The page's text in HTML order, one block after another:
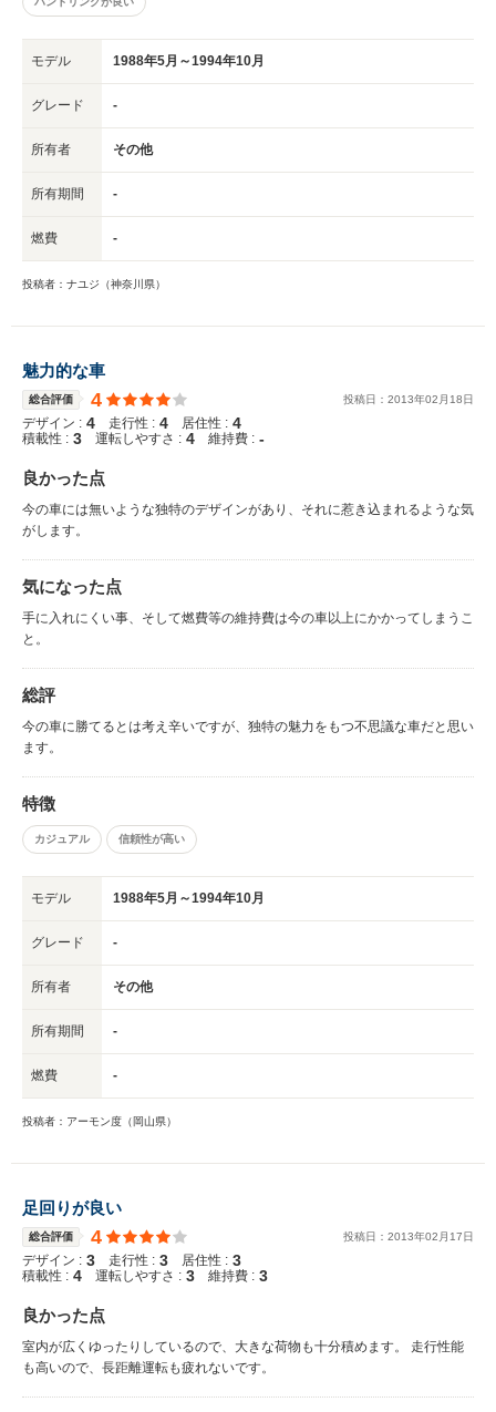
モデル 1988年5月～1994年10月
グレード -
所有者 その他
所有期間 -
燃費 -
投稿者：ナユジ（神奈川県）
魅力的な車
総合評価 4 投稿日： 2013年02 月 18日
デザイン : 4 走行性 : 4 居住性 : 4
積載性 : 3 運転しやすさ : 4 維持費 : -
良かった点
今の車には無いような独特のデザインがあり、それに惹き込まれるような気
がします。
気になった点
手に入れにくい事、そして燃費等の維持費は今の車以上にかかってしまうこ
と。
総評
今の車に勝てるとは考え辛いですが、独特の魅力をもつ不思議な車だと思い
ます。
特徴
カジュアル 信頼性が高い
モデル 1988年5月～1994年10月
グレード -
所有者 その他
所有期間 -
燃費 -
投稿者：アーモン度（岡山県）
足回りが良い
総合評価 4 投稿日： 2013年02 月 17日
デザイン : 3 走行性 : 3 居住性 : 3
積載性 : 4 運転しやすさ : 3 維持費 : 3
良かった点
室内が広くゆったりしているので、大きな荷物も十分積めます。 走行性能
も高いので、長距離運転も疲れないです。